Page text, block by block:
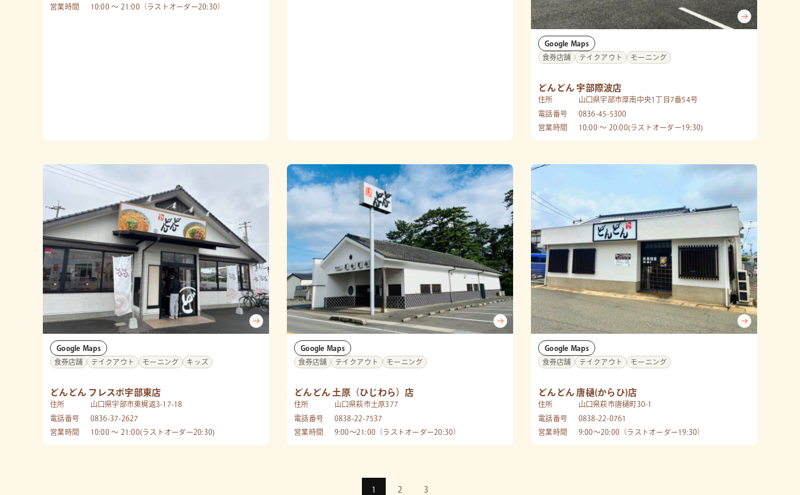
営業時間
10:00 〜 21:00（ラストオーダー20:30）
Google Maps
食券店舗
テイクアウト モーニング
どんどん 宇部際波店
住所
山口県宇部市厚南中央1丁目7番54号
電話番号
0836-45-5300
営業時間
10:00 〜 20:00(ラストオーダー19:30)
Google Maps
食券店舗
テイクアウト モーニング キッズ
どんどん フレスポ宇部東店
住所
山口県宇部市東梶返3-17-18
電話番号
0836-37-2627
営業時間
10:00 〜 21:00(ラストオーダー20:30)
Google Maps
食券店舗
テイクアウト モーニング
どんどん 土原（ひじわら）店
住所
山口県萩市土原377
電話番号
0838-22-7537
営業時間
9:00～21:00（ラストオーダー20:30）
Google Maps
食券店舗
テイクアウト モーニング
どんどん 唐樋(からひ)店
住所
山口県萩市唐樋町30-1
電話番号
0838-22-0761
営業時間
9:00～20:00（ラストオーダー19:30）
1 2 3